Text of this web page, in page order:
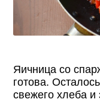
Яичница со
готова.
свежего хлеба и